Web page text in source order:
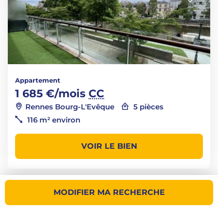
MODIFIER MA RECHERCHE
Appartement
1 685 €/mois CC
Rennes Bourg-L'Evêque
5 pièces
116 m² environ
VOIR LE BIEN